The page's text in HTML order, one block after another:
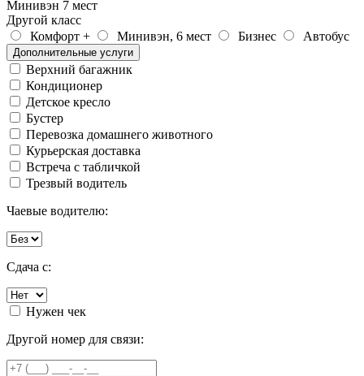
Минивэн 7 мест
Другой класс
Комфорт +
Минивэн, 6 мест Бизнес Автобус
Дополнительные услуги
Верхний багажник
Кондиционер
Детское кресло
Бустер
Перевозка домашнего животного
Курьерская доставка
Встреча с табличкой
Трезвый водитель
Чаевые водителю:
Сдача с:
Нужен чек
Другой номер для связи: